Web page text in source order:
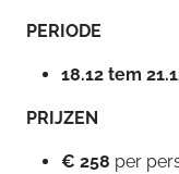
PERIODE
18.12 tem
PRIJZEN
€ 258 per